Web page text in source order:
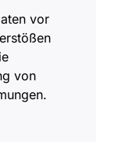
vor
von